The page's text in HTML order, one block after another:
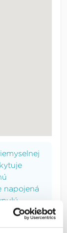
napojená
Do
pešo,